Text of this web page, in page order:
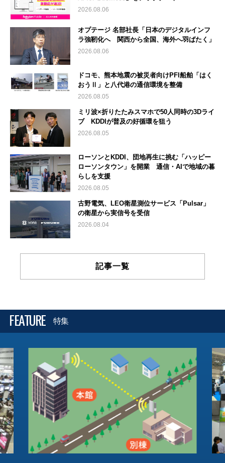
2026.08.06
オプテージ 名部社長「日本のデジタルインフ
ラ強靭化へ 関西から全国、海外へ羽ばたく」
2026.08.06
ドコモ、熊本地震の被災者向けPFI船舶「はく
おうⅡ」と八代港の通信環境を整備
2026.08.05
ミリ波×折りたたみスマホで50人同時の3Dライ
ブ KDDIが普及の好循環を狙う
2026.08.05
ローソンとKDDI、団地再生に挑む「ハッピー
ローソンタウン」を開業 通信・AIで地域の暮
らしを支援
2026.08.05
古野電気、LEO衛星測位サービス「Pulsar」
の衛星から実信号を受信
2026.08.04
記事一覧
FEATURE 特集